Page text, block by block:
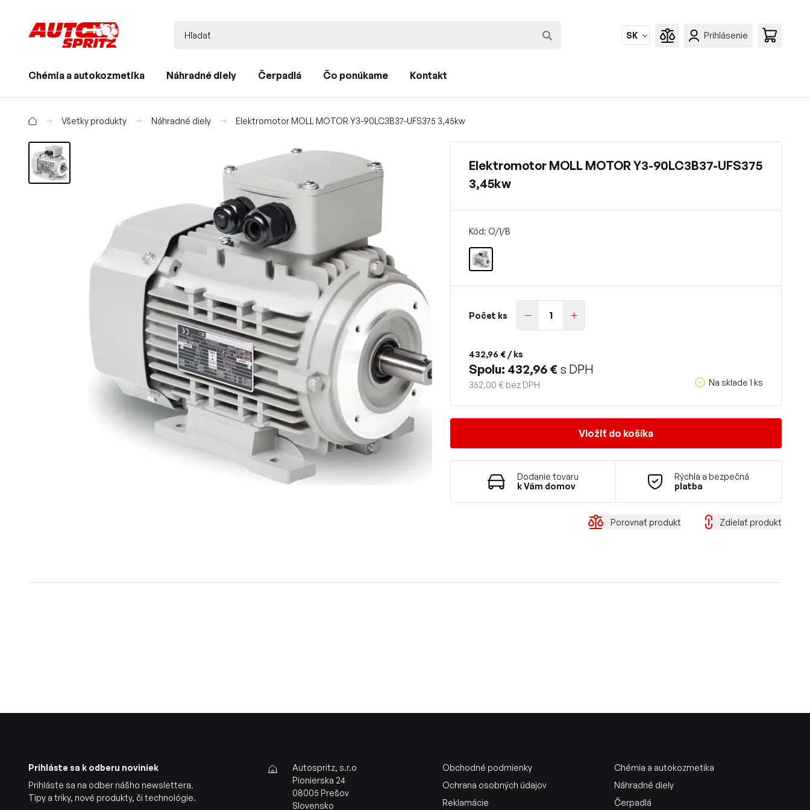
SK Prihlásenie
Chémia a autokozmetika Náhradné diely Čerpadlá Čo ponúkame Kontakt
Všetky produkty Náhradné diely Elektromotor MOLL MOTOR Y3-90LC3B37-UFS375 3,45kw
Elektromotor MOLL MOTOR Y3-90LC3B37-UFS375
3,45kw
Kód: O/1/B
Počet ks
432,96 € / ks
Spolu: 432,96 € s DPH
352,00 € bez DPH Na sklade 1 ks
Vložiť do košíka
Dodanie tovaru
k Vám domov
Rýchla a bezpečná
platba
Porovnať produkt Zdielať produkt
Prihláste sa k odberu noviniek
Prihláste sa na odber nášho newslettera.
Tipy a triky, nové produkty, či technológie.
Autospritz, s.r.o
Pionierska 24
08005 Prešov
Slovensko
Obchodné podmienky
Ochrana osobných údajov
Reklamácie
Chémia a autokozmetika
Náhradné diely
Čerpadlá